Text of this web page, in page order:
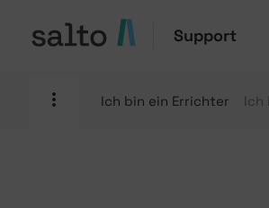
Support
Ich bin ein Errichter Ich